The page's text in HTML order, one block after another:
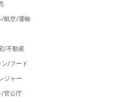
/航空/運輸
/不動産
ン/フード
ジャー
/官公庁